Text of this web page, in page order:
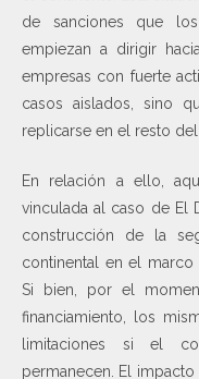
de sanciones que los
empiezan a dirigir
empresas con fuerte
casos aislados, sino
replicarse en el resto
En relación a ello,
vinculada al caso de El
construcción de la
continental en el
Si bien, por el
financiamiento, los
limitaciones si el
permanecen. El